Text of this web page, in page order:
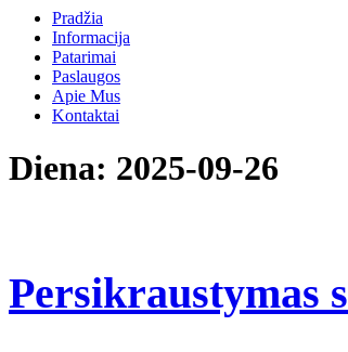
ButtonPradžia
Informacija
Patarimai
Paslaugos
Apie Mus
Kontaktai
Close
Button
Diena: 2025-09-26
Persikraustymas